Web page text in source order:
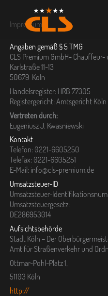
springen
Impressum
Angaben gemäß § 5 TMG
CLS Premium GmbH-
Karlstraße 11-13
50679 Köln
Handelsregister: HRB 77305
Registergericht: Amtsgericht Köln
Vertreten durch:
Eugeniusz J. Kwasniewski
Kontakt
Telefon: 0221-6605250
Telefax: 0221-6605251
E-Mail: info@cls-premium.de
Umsatzsteuer-ID
Umsatzsteuer-
Umsatzsteuergesetz:
DE286953014
Aufsichtsbehörde
Stadt Köln – Der
Amt für Straßenverkehr und
Ottmar-Pohl-Platz 1,
51103 Köln
http://